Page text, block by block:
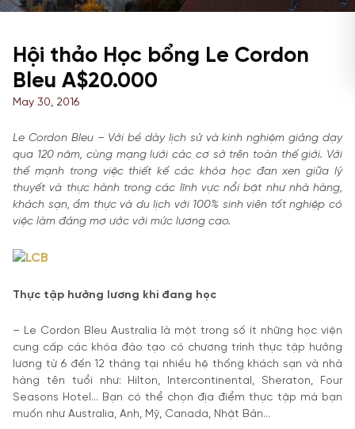
Hội thảo Học bổng Le Cordon
Bleu A$20.000
May 30, 2016
Le Cordon Bleu – Với bề dày lịch sử và kinh nghiệm giảng dạy
qua 120 năm, cùng mạng lưới các cơ sở trên toàn thế giới. Với
thế mạnh trong việc thiết kế các khóa học đan xen giữa lý
thuyết và thực hành trong các lĩnh vực nổi bật như nhà hàng,
khách sạn, ẩm thực và du lịch với 100% sinh viên tốt nghiệp có
việc làm đáng mơ ước với mức lương cao.
Thực tập hưởng lương khi đang học
– Le Cordon Bleu Australia là một trong số ít những học viện
cung cấp các khóa đào tạo có chương trình thực tập hưởng
lương từ 6 đến 12 tháng tại nhiều hệ thống khách sạn và nhà
hàng tên tuổi như: Hilton, Intercontinental, Sheraton, Four
Seasons Hotel… Bạn có thể chọn địa điểm thực tập mà bạn
muốn như Australia, Anh, Mỹ, Canada, Nhật Bản…